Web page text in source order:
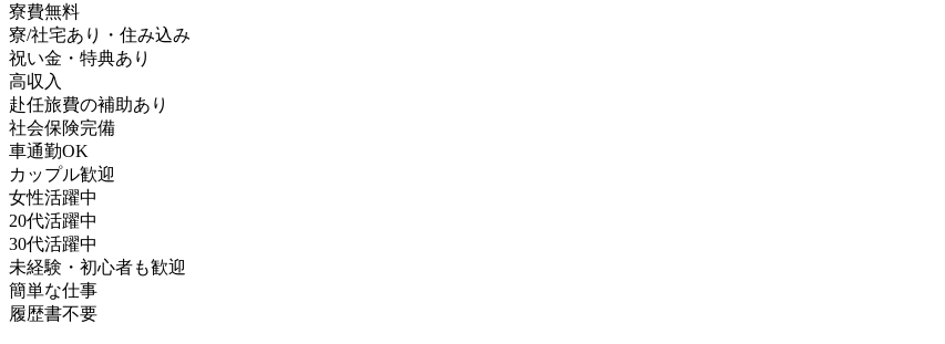
寮費無料
寮/社宅あり・住み込み
祝い金・特典あり
高収入
赴任旅費の補助あり
社会保険完備
車通勤OK
カップル歓迎
女性活躍中
20代活躍中
30代活躍中
未経験・初心者も歓迎
簡単な仕事
履歴書不要